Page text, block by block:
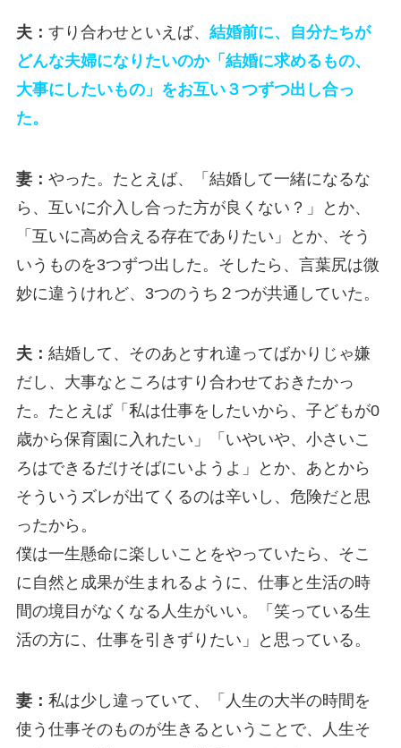
夫： すり合わせといえば、 結婚前に、自分たちが
どんな夫婦になりたいのか「結婚に求めるもの、
大事にしたいもの」をお互い３つずつ出し合っ
た。
妻： やった。たとえば、「結婚して一緒になるな
ら、互いに介入し合った方が良くない？」とか、
「互いに高め合える存在でありたい」とか、そう
いうものを3つずつ出した。そしたら、言葉尻は微
妙に違うけれど、3つのうち２つが共通していた。
夫： 結婚して、そのあとすれ違ってばかりじゃ嫌
だし、大事なところはすり合わせておきたかっ
た。たとえば「私は仕事をしたいから、子どもが0
歳から保育園に入れたい」「いやいや、小さいこ
ろはできるだけそばにいようよ」とか、あとから
そういうズレが出てくるのは辛いし、危険だと思
ったから。
僕は一生懸命に楽しいことをやっていたら、そこ
に自然と成果が生まれるように、仕事と生活の時
間の境目がなくなる人生がいい。「笑っている生
活の方に、仕事を引きずりたい」と思っている。
妻： 私は少し違っていて、「人生の大半の時間を
使う仕事そのものが生きるということで、人生そ